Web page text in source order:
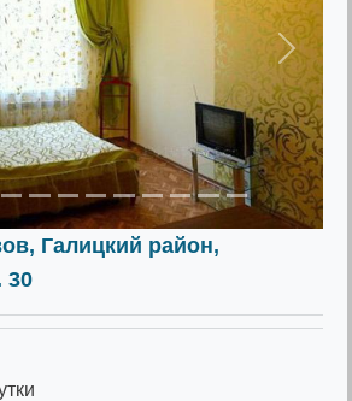
Галицкий район,
30